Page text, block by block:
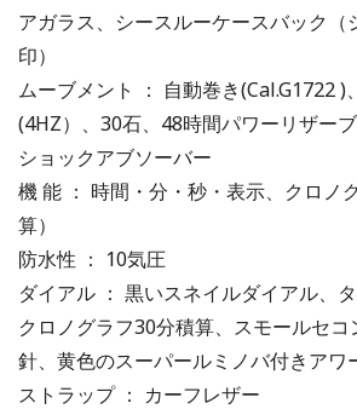
アガラス、シースルーケースバック（
印）
ムーブメント ： 自動巻き(Cal.G1722 )
(4HZ）、30石、48時間パワーリザー
ショックアブソーバー
機 能 ： 時間・分・秒・表示、クロノ
算）
防水性 ： 10気圧
ダイアル ： 黒いスネイルダイアル、
クロノグラフ30分積算、スモールセコ
針、黄色のスーパールミノバ付きアワ
ストラップ ： カーフレザー